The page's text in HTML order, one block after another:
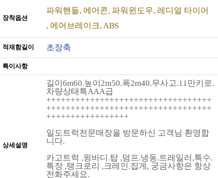
장착옵션
파워핸들 에어콘 파워윈도우 레디얼 타이어
에어브레이크 ABS
적재함길이 초장축
특이사항
상세설명
길이6m60.높이2m50.폭2m40.무사고.11만키로.
차량상태특AAA급
++++++++++++++++++++++++++++++++++
++++++++++++++++++++++++++++++++++
+++++++++++++++++
일도트럭전문매장을 방문하신 고객님 환영합
니다.
카고트럭 ,윙바디.탑 ,덤프.냉동.트레일러,특수.
특장 ,탱크로리 ,크레인.집게, 궁금사항은 항상
전화주세요.